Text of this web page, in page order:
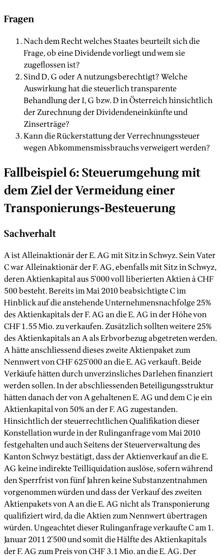
Fragen
Nach dem Recht welches Staates beurteilt sich die
Frage, ob eine Dividende vorliegt und wem sie
zugeflossen ist?
Sind D, G oder A nutzungsberechtigt? Welche
Auswirkung hat die steuerlich transparente
Behandlung der I, G bzw. D in Österreich hinsichtlich
der Zurechnung der Dividendeneinkünfte und
Zinserträge?
Kann die Rückerstattung der Verrechnungssteuer
wegen Abkommensmissbrauchs verweigert werden?
Fallbeispiel 6: Steuerumgehung mit
dem Ziel der Vermeidung einer
Transponierungs-Besteuerung
Sachverhalt
A ist Alleinaktionär der E. AG mit Sitz in Schwyz. Sein Vater
C war Alleinaktionär der F. AG, ebenfalls mit Sitz in Schwyz,
deren Aktienkapital aus 5'000 voll liberierten Aktien à CHF
500 besteht. Bereits im Mai 2010 beabsichtigte C im
Hinblick auf die anstehende Unternehmensnachfolge 25%
des Aktienkapitals der F. AG an die E. AG in der Höhe von
CHF 1.55 Mio. zu verkaufen. Zusätzlich sollten weitere 25%
des Aktienkapitals an A als Erbvorbezug abgetreten werden.
A hätte anschliessend dieses zweite Aktienpaket zum
Nennwert von CHF 625'000 an die E. AG verkauft. Beide
Verkäufe hätten durch unverzinsliches Darlehen finanziert
werden sollen. In der abschliessenden Beteiligungsstruktur
hätten danach der von A gehaltenen E. AG und dem C je ein
Aktienkapital von 50% an der F. AG zugestanden.
Hinsichtlich der steuerrechtlichen Qualifikation dieser
Konstellation wurde in der Rulinganfrage vom Mai 2010
festgehalten und auch Seitens der Steuerverwaltung des
Kanton Schwyz bestätigt, dass der Aktienverkauf an die E.
AG keine indirekte Teilliquidation auslöse, sofern während
den Sperrfrist von fünf Jahren keine Substanzentnahmen
vorgenommen würden und dass der Verkauf des zweiten
Aktienpakets von A an die E. AG nicht als Transponierung
qualifiziert wird, da die Aktien zum Nennwert übertragen
würden. Ungeachtet dieser Rulinganfrage verkaufte C am 1.
Januar 2011 2'500 und somit die Hälfte des Aktienkapitals
der F. AG zum Preis von CHF 3.1 Mio. an die E. AG. Der